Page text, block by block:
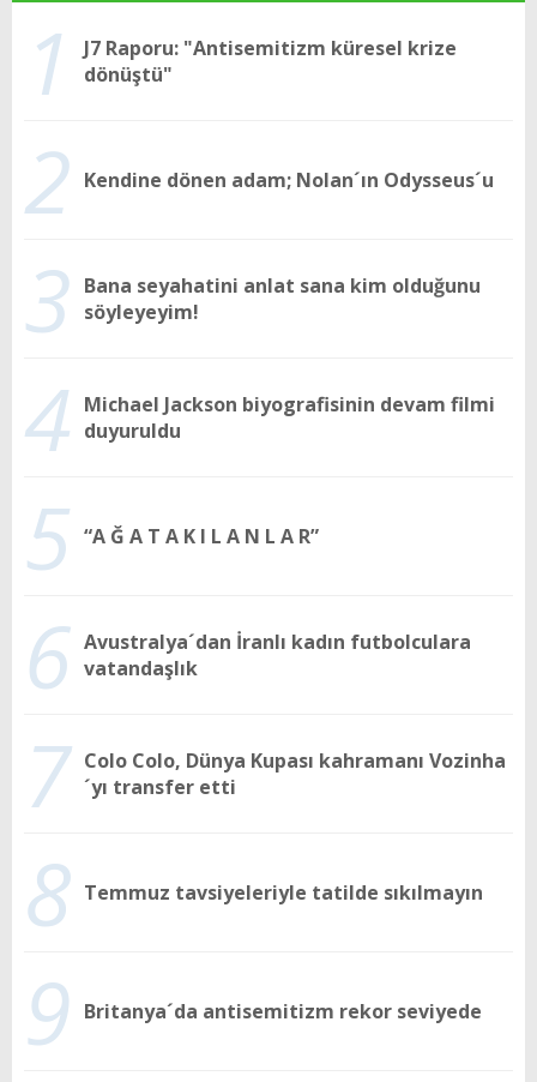
1
J7 Raporu: "Antisemitizm küresel krize
dönüştü"
2 Kendine dönen adam; Nolan´ın Odysseus´u
3 Bana seyahatini anlat sana kim olduğunu
söyleyeyim!
4 Michael Jackson biyografisinin devam filmi
duyuruldu
5 “A Ğ A T A K I L A N L A R”
6 Avustralya´dan İranlı kadın futbolculara
vatandaşlık
7 Colo Colo, Dünya Kupası kahramanı Vozinha
´yı transfer etti
8 Temmuz tavsiyeleriyle tatilde sıkılmayın
9 Britanya´da antisemitizm rekor seviyede